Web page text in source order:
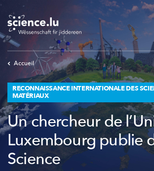
Skip
main
content
Accueil
RECONNAISSANCE INTERNATIONALE DES
MATÉRIAUX
Un chercheur de
Luxembourg publie
Science